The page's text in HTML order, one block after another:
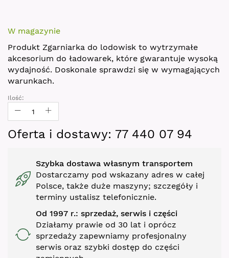
to
beginning
of
the
images
gallery
W magazynie
Produkt Zgarniarka do lodowisk to wytrzymałe
akcesorium do ładowarek, które gwarantuje wysoką
wydajność. Doskonale sprawdzi się w wymagających
warunkach.
Ilość:
Oferta i dostawy: 77 440 07 94
Szybka dostawa własnym transportem
Dostarczamy pod wskazany adres w całej
Polsce, także duże maszyny; szczegóły i
terminy ustalisz telefonicznie.
Od 1997 r.: sprzedaż, serwis i części
Działamy prawie od 30 lat i oprócz
sprzedaży zapewniamy profesjonalny
serwis oraz szybki dostęp do części